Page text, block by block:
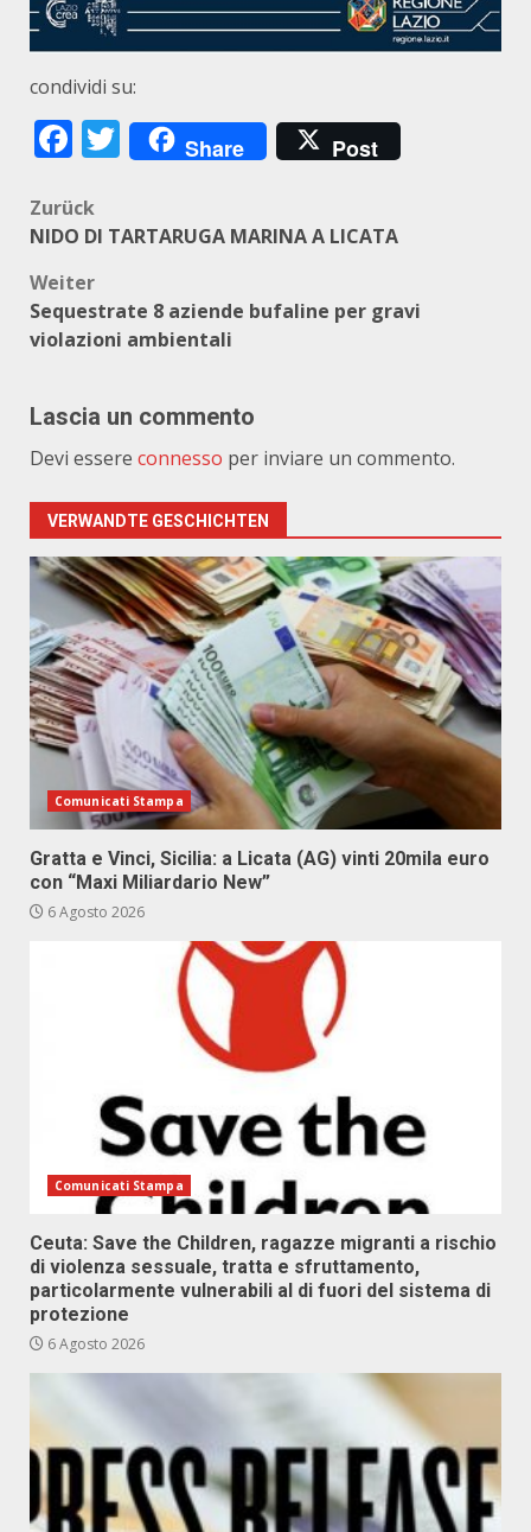
condividi su:
Facebook
Twitter
Share Post
Beitragsnavigation
Zurück
NIDO DI TARTARUGA MARINA A LICATA
Weiter
Sequestrate 8 aziende bufaline per gravi
violazioni ambientali
Lascia un commento
Devi essere connesso per inviare un commento.
VERWANDTE GESCHICHTEN
Comunicati Stampa
Gratta e Vinci, Sicilia: a Licata (AG) vinti 20mila euro
con “Maxi Miliardario New”
6 Agosto 2026
Comunicati Stampa
Ceuta: Save the Children, ragazze migranti a rischio
di violenza sessuale, tratta e sfruttamento,
particolarmente vulnerabili al di fuori del sistema di
protezione
6 Agosto 2026